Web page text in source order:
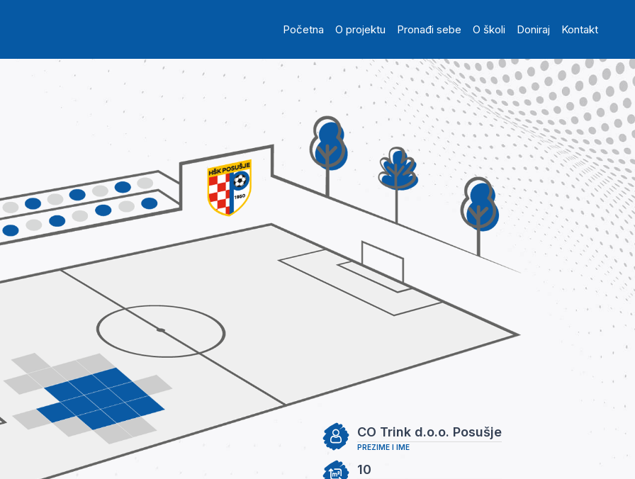
Main navigation
Početna O projektu Pronađi sebe O školi Doniraj Kontakt
PREZIME I IME
CO Trink d.o.o. Posušje
10